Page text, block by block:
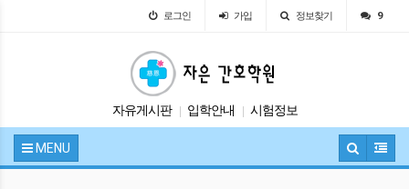
로그인 가입 정보찾기 9
자유게시판 입학안내 시험정보
교육안내
공지사항
MENU